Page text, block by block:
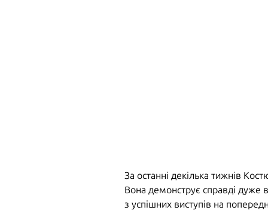
За останні декілька тижнів
Вона демонструє справді дуже
з успішних виступів на